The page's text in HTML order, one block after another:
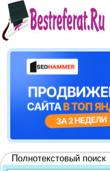
Полнотекстовый поиск